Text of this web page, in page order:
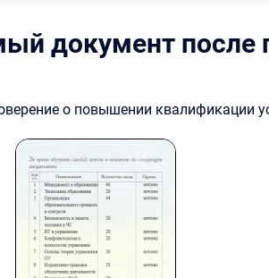
документ после
о повышении квалификации